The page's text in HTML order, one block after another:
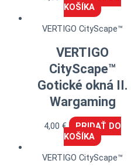
KOŠÍKA
VERTIGO CityScape™
VERTIGO
CityScape™
Gotické okná II.
Wargaming
4,00€
PRIDAŤ DO
KOŠÍKA
VERTIGO CityScape™